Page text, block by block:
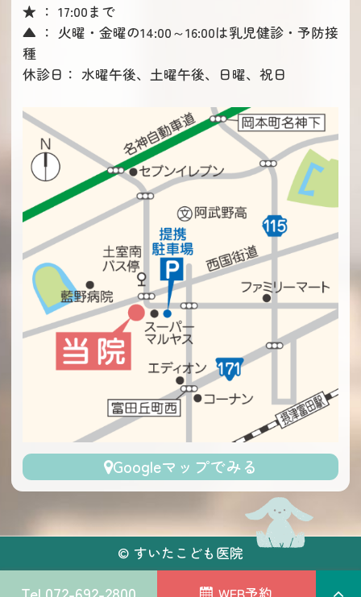
★ ： 17:00まで
▲ ： 火曜・金曜の14:00～16:00は乳児健診・予防接
種
休診日： 水曜午後、土曜午後、日曜、祝日
Googleマップでみる
WEB予約 PAGE
© すいたこども医院